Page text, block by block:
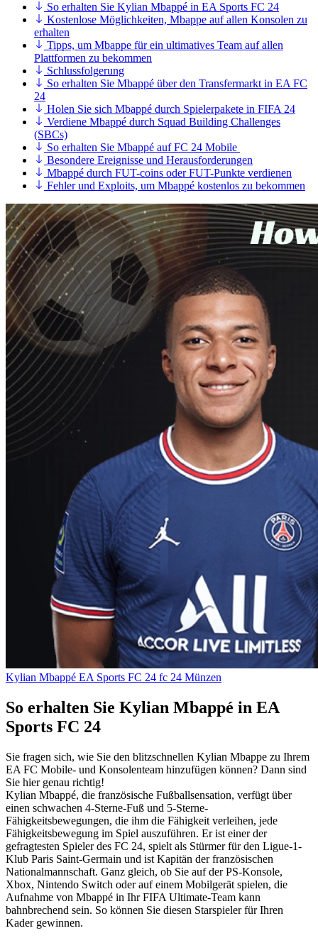
So erhalten Sie Kylian Mbappé in EA Sports FC 24
Kostenlose Möglichkeiten, Mbappe auf allen Konsolen zu
erhalten
Tipps, um Mbappe für ein ultimatives Team auf allen
Plattformen zu bekommen
Schlussfolgerung
So erhalten Sie Mbappé über den Transfermarkt in EA FC
24
Holen Sie sich Mbappé durch Spielerpakete in FIFA 24
Verdiene Mbappé durch Squad Building Challenges
(SBCs)
So erhalten Sie Mbappé auf FC 24 Mobile
Besondere Ereignisse und Herausforderungen
Mbappé durch FUT-coins oder FUT-Punkte verdienen
Fehler und Exploits, um Mbappé kostenlos zu bekommen
Kylian Mbappé EA Sports FC 24 fc 24 Münzen
So erhalten Sie Kylian Mbappé in EA
Sports FC 24
Sie fragen sich, wie Sie den blitzschnellen Kylian Mbappe zu Ihrem
EA FC Mobile- und Konsolenteam hinzufügen können? Dann sind
Sie hier genau richtig!
Kylian Mbappé, die französische Fußballsensation, verfügt über
einen schwachen 4-Sterne-Fuß und 5-Sterne-
Fähigkeitsbewegungen, die ihm die Fähigkeit verleihen, jede
Fähigkeitsbewegung im Spiel auszuführen. Er ist einer der
gefragtesten Spieler des FC 24, spielt als Stürmer für den Ligue-1-
Klub Paris Saint-Germain und ist Kapitän der französischen
Nationalmannschaft. Ganz gleich, ob Sie auf der PS-Konsole,
Xbox, Nintendo Switch oder auf einem Mobilgerät spielen, die
Aufnahme von Mbappé in Ihr FIFA Ultimate-Team kann
bahnbrechend sein. So können Sie diesen Starspieler für Ihren
Kader gewinnen.